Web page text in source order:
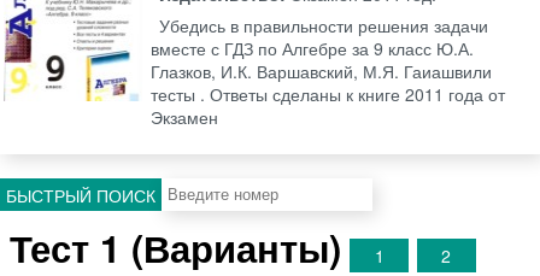
Убедись в правильности решения задачи
вместе с ГДЗ по Алгебре за 9 класс Ю.А.
Глазков, И.К. Варшавский, М.Я. Гаиашвили
тесты . Ответы сделаны к книге 2011 года от
Экзамен
БЫСТРЫЙ ПОИСК
Тест 1 (Варианты) 1
2